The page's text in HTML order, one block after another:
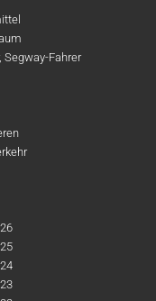
Segway-Fahrer